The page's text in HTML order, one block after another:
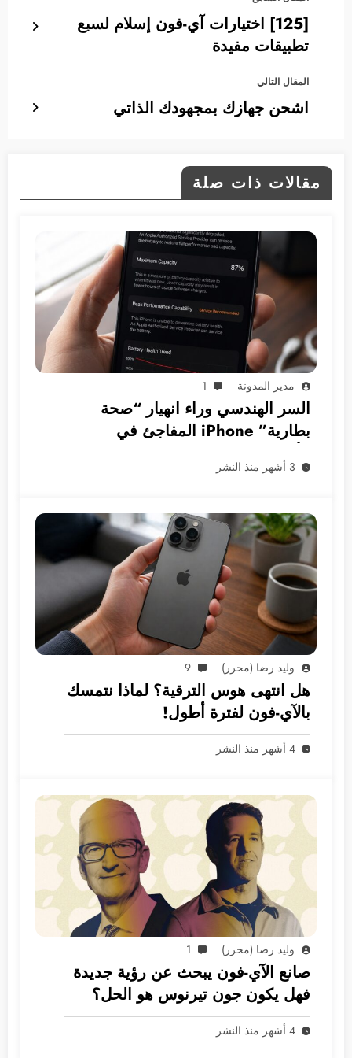
[125] اختيارات آي-فون إسلام لسبع
تطبيقات مفيدة
المقال التالي
اشحن جهازك بمجهودك الذاتي
مقالات ذات صلة
مدير المدونة 1
السر الهندسي وراء انهيار “صحة
بطارية” iPhone المفاجئ في
الأسواق العربية
3 أشهر منذ النشر
وليد رضا (محرر) 9
هل انتهى هوس الترقية؟ لماذا نتمسك
بالآي-فون لفترة أطول!
4 أشهر منذ النشر
وليد رضا (محرر) 1
صانع الآي-فون يبحث عن رؤية جديدة
فهل يكون جون تيرنوس هو الحل؟
4 أشهر منذ النشر